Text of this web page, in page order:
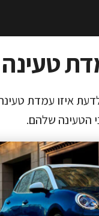
טעינה
איזו עמדת
הטעינה שלהם.